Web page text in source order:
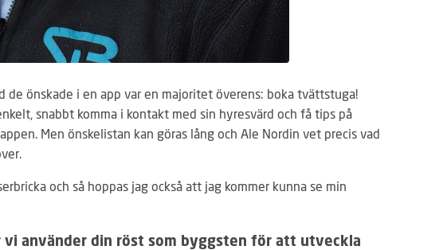
de önskade i en app var en majoritet överens: boka tvättstuga!
snabbt komma i kontakt med sin hyresvärd och få tips på
Men önskelistan kan göras lång och Ale Nordin vet precis vad
och så hoppas jag också att jag kommer kunna se min
vi använder din röst som byggsten för att utveckla